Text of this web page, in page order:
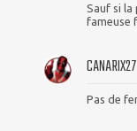
Sauf si la
fameuse
CANARIX27
Pas de